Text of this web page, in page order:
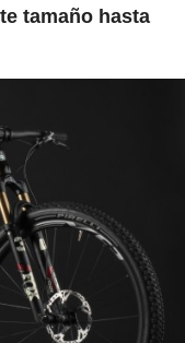
tamaño hasta